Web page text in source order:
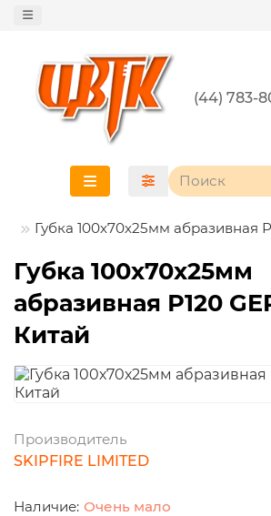
(44) 783-
Губка 100х70х25мм абразивная
Губка 100х70х25мм
абразивная Р120
Китай
Производитель
SKIPFIRE LIMITED
Очень мало